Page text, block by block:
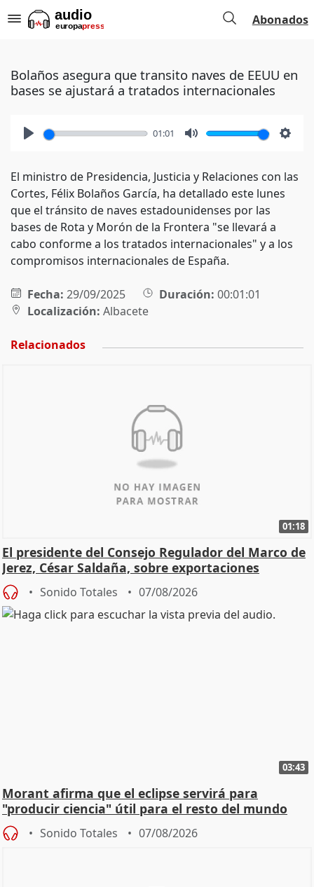
Abonados
Bolaños asegura que transito naves de EEUU en
bases se ajustará a tratados internacionales
01:01
El ministro de Presidencia, Justicia y Relaciones con las
Cortes, Félix Bolaños García, ha detallado este lunes
que el tránsito de naves estadounidenses por las
bases de Rota y Morón de la Frontera "se llevará a
cabo conforme a los tratados internacionales" y a los
compromisos internacionales de España.
Fecha: 29/09/2025 Duración: 00:01:01
Localización: Albacete
Relacionados
01:18
El presidente del Consejo Regulador del Marco de
Jerez, César Saldaña, sobre exportaciones
Sonido Totales 07/08/2026
03:43
Morant afirma que el eclipse servirá para
"producir ciencia" útil para el resto del mundo
Sonido Totales 07/08/2026